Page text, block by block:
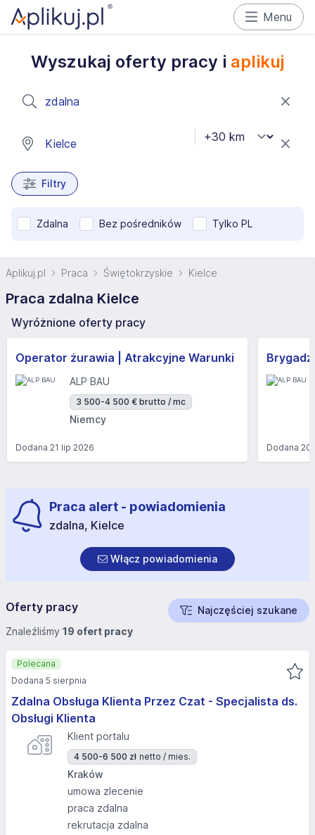
Menu
Wyszukaj oferty pracy i aplikuj
Filtry
Zdalna Bez pośredników Tylko PL
Aplikuj.pl Praca Świętokrzyskie Kielce
Praca zdalna Kielce
Wyróżnione oferty pracy
Operator żurawia | Atrakcyjne Warunki
ALP BAU
3 500-4 500 € brutto / mc
Niemcy
Dodana 21 lip 2026 Dodana20
Praca alert - powiadomienia
zdalna, Kielce
Włącz powiadomienia
Oferty pracy
Najczęściej szukane
Znaleźliśmy 19 ofert pracy
Zdalna Obsługa Klienta Przez Czat - Specjalista ds.
Obsługi Klienta
Klient portalu
4 500-6 500 zł netto / mies.
Kraków
umowa zlecenie
praca zdalna
rekrutacja zdalna
Polecana
Dodana 5 sierpnia